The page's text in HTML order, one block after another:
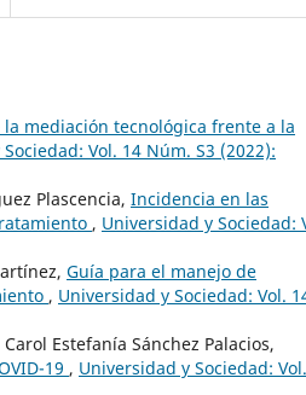
mediación tecnológica frente a la
Vol. 14 Núm. S3 (2022):
Plascencia, Incidencia en las
, Universidad y Sociedad:
Guía para el manejo de
, Universidad y Sociedad: Vol.
Estefanía Sánchez Palacios,
19 , Universidad y Sociedad: